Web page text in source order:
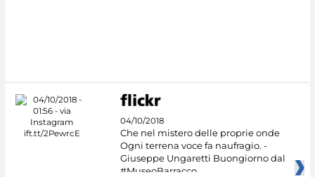
04/10/2018
Che nel mistero delle proprie onde
Ogni terrena voce fa naufragio. -
Giuseppe Ungaretti Buongiorno dal
#MuseoBarracco